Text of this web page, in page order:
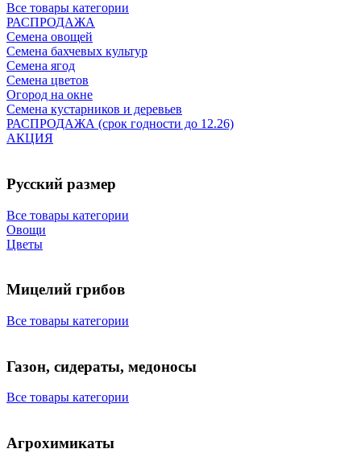
Все товары категории
РАСПРОДАЖА
Семена овощей
Семена бахчевых культур
Семена ягод
Семена цветов
Огород на окне
Семена кустарников и деревьев
РАСПРОДАЖА (срок годности до 12.26)
АКЦИЯ
Русский размер
Все товары категории
Овощи
Цветы
Мицелий грибов
Все товары категории
Газон, сидераты, медоносы
Все товары категории
Агрохимикаты